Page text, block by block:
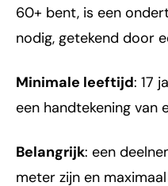
60+ bent, is een
nodig, getekend door
Minimale leeftijd: 17
een handtekening van
Belangrijk: een
meter zijn en